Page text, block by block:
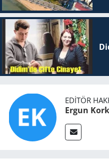
EDITÖR
Ergun